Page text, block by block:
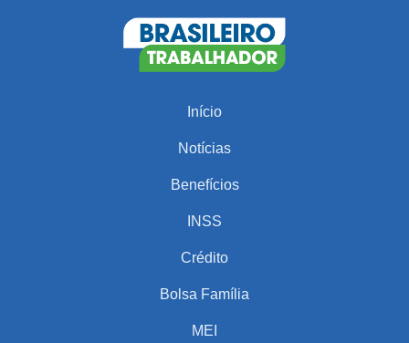
Início
Notícias
Benefícios
INSS
Crédito
Bolsa Família
MEI